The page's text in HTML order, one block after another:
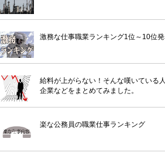
激務な仕事職業ランキング1位～10位発
給料が上がらない！そんな嘆いている
企業などをまとめてみました。
楽な公務員の職業仕事ランキング